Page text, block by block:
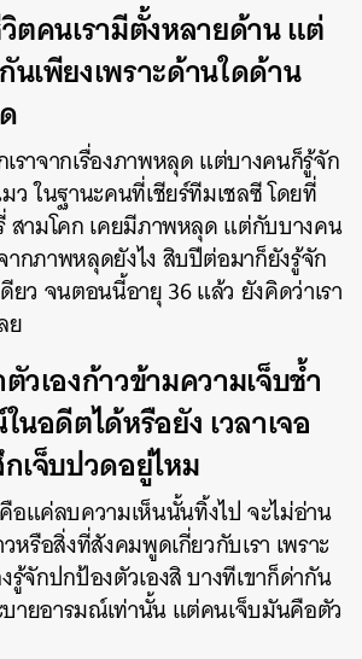
ตคนเรามีตั้งหลายด้าน แต่
เพียงเพราะด้านใดด้าน
ราจากเรื่องภาพหลุด แต่บางคนก็รู้จัก
ว ในฐานะคนที่เชียร์ทีมเชลซี โดยที่
สามโคก เคยมีภาพหลุด แต่กับบางคน
ากภาพหลุดยังไง สิบปีต่อมาก็ยังรู้จัก
ยว จนตอนนี้อายุ 36 แล้ว ยังคิดว่าเรา
ย
วเองก้าวข้ามความเจ็บช้ำ
นอดีตได้หรือยัง เวลาเจอ
เจ็บปวดอยู่ไหม
แค่ลบความเห็นนั้นทิ้งไป จะไม่อ่าน
หรือสิ่งที่สังคมพูดเกี่ยวกับเรา เพราะ
รู้จักปกป้องตัวเองสิ บางทีเขาก็ด่ากัน
ายอารมณ์เท่านั้น แต่คนเจ็บมันคือตัว